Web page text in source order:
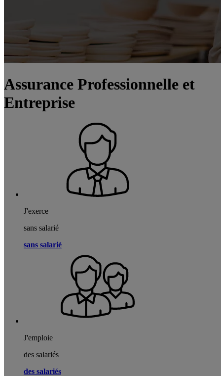
Assurance Professionnelle et
Entreprise
J'exerce
sans salarié
sans salarié
J'emploie
des salariés
des salariés